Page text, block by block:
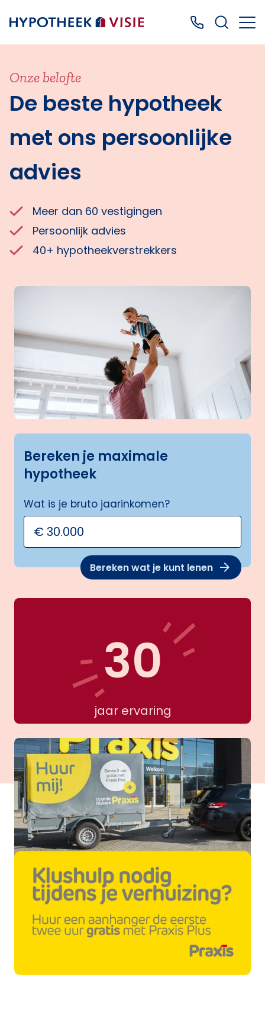
Terug naar home Bel ons: 0499
Onze belofte
De beste hypotheek
met ons persoonlijke
advies
Meer dan 60 vestigingen
Persoonlijk advies
40+ hypotheekverstrekkers
Bereken je maximale
hypotheek
Wat is je bruto jaarinkomen?
Bereken wat je kunt lenen
30
jaar ervaring